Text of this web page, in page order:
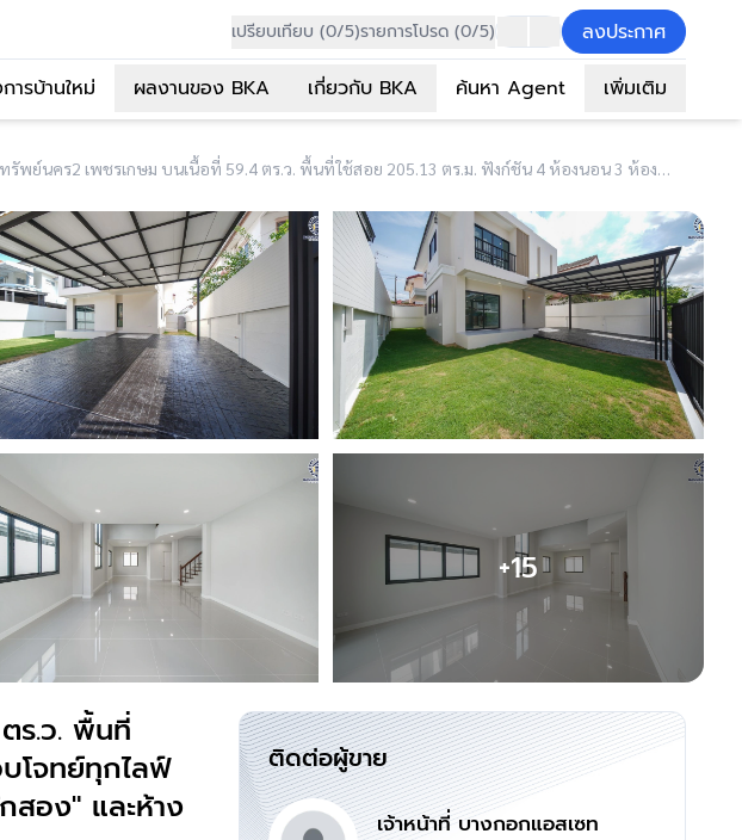
เปรียบเทียบ (0/5)รายการโปรด (0/5)
ลงประกาศ
ารบ้านใหม่ ผลงานของ BKA เกี่ยวกับ BKA ค้นหา Agent เพิ่มเติม
(B8869) บ้านรีโนเวทใหม่ โครงการ สินทรัพย์นคร2 เพชรเกษม บนเนื้อที่ 59.4 ตร.ว. พื้นที่ใช้สอย 205.13 ตร.ม. ฟังก์ชัน 4 ห้องนอน 3 ห้องน้ำ 2 ที่จอดรถ ตอบโจทย์ทุกไลฟ์สไตล์ บนทำเลติดถนนเพชรเกษม ใกล้รถไฟฟ้าสายสีน้ำเงิน "สถานีหลักสอง" และห้างสรรพสินค้าเดอะมอลล์บางแค
+15
ร.ว. พื้นที่
โจทย์ทุกไลฟ์
สอง" และห้าง
ติดต่อผู้ขาย
เจ้าหน้าที่ บางกอกแอสเซท